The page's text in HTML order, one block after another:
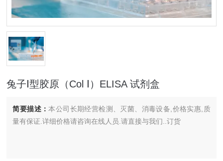
兔子Ⅰ型胶原（Col Ⅰ）ELISA 试剂盒
简要描述：本公司长期经营检测、灭菌、消毒设备,价格实惠,质
量有保证.详细价格请咨询在线人员.请直接与我们..订货